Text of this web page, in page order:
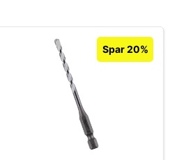
Spar 20%